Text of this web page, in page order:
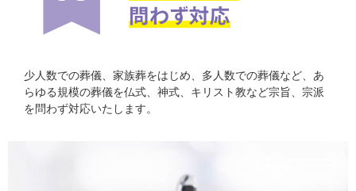
少人数での葬儀、家族葬をはじめ、多人数での葬儀など、あ
らゆる規模の葬儀を仏式、神式、キリスト教など宗旨、宗派
を問わず対応いたします。